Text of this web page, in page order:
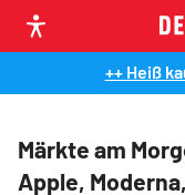
++ Heiß
Märkte am
Apple,